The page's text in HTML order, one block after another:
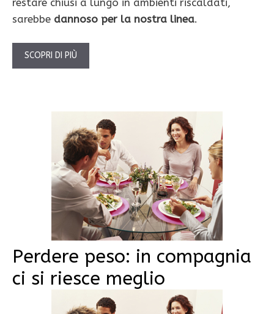
sarebbe dannoso per la nostra linea.
SCOPRI DI PIÙ
Perdere peso: in compagnia
ci si riesce meglio